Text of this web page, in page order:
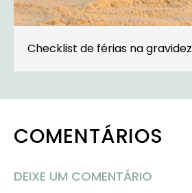
Checklist de férias na gravidez
COMENTÁRIOS
DEIXE UM COMENTÁRIO